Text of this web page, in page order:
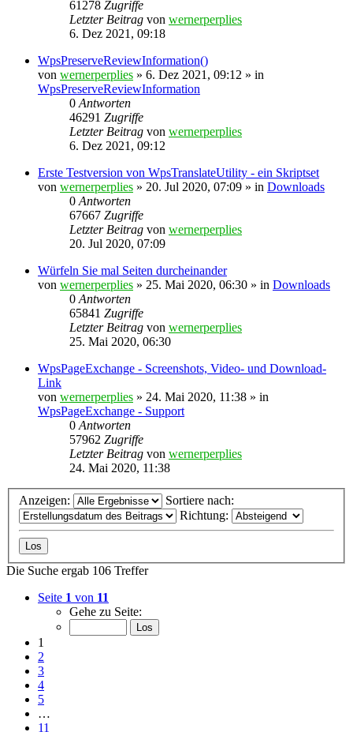
61278 Zugriffe
Letzter Beitrag von wernerperplies
6. Dez 2021, 09:18
WpsPreserveReviewInformation()
von wernerperplies » 6. Dez 2021, 09:12 » in
WpsPreserveReviewInformation
0 Antworten
46291 Zugriffe
Letzter Beitrag von wernerperplies
6. Dez 2021, 09:12
Erste Testversion von WpsTranslateUtility - ein Skriptset
von wernerperplies » 20. Jul 2020, 07:09 » in Downloads
0 Antworten
67667 Zugriffe
Letzter Beitrag von wernerperplies
20. Jul 2020, 07:09
Würfeln Sie mal Seiten durcheinander
von wernerperplies » 25. Mai 2020, 06:30 » in Downloads
0 Antworten
65841 Zugriffe
Letzter Beitrag von wernerperplies
25. Mai 2020, 06:30
WpsPageExchange - Screenshots, Video- und Download-
Link
von wernerperplies » 24. Mai 2020, 11:38 » in
WpsPageExchange - Support
0 Antworten
57962 Zugriffe
Letzter Beitrag von wernerperplies
24. Mai 2020, 11:38
Anzeigen:
Sortiere nach:
Richtung:
Die Suche ergab 106 Treffer
Seite 1 von 11
Gehe zu Seite:
1
2
3
4
5
…
11